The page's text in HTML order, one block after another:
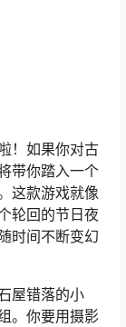
！如果你对古
带你踏入一个
这款游戏就像
轮回的节日夜
时间不断变幻
屋错落的小
。你要用摄影